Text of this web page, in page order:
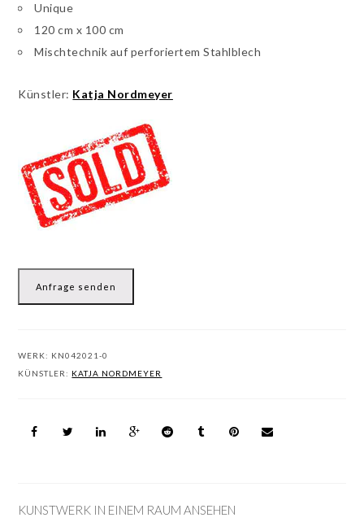
Unique
120 cm x 100 cm
Mischtechnik auf perforiertem Stahlblech
Künstler: Katja Nordmeyer
Anfrage senden
WERK: KN042021-0
KÜNSTLER: KATJA NORDMEYER
KUNSTWERK IN EINEM RAUM ANSEHEN